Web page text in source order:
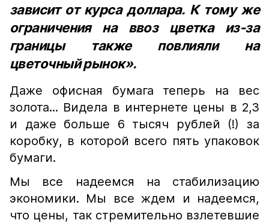
зависит от курса доллара. К тому же
ограничения на ввоз цветка из-за
границы также повлияли на
цветочный рынок».
Даже офисная бумага теперь на вес
золота... Видела в интернете цены в 2,3
и даже больше 6 тысяч рублей (!) за
коробку, в которой всего пять упаковок
бумаги.
Мы все надеемся на стабилизацию
экономики. Мы все ждем и надеемся,
что цены, так стремительно взлетевшие